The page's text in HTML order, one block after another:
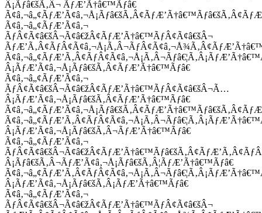
Â¡Ãƒâ€šÃ‚Â¬ ÃƒÆ’Ã†â€™Ãƒâ€
Ã¢â‚¬â„¢ÃƒÆ’Ã¢â‚¬
ÃƒÂ¢Ã¢â€šÂ¬Ã¢â€žÂ¢ÃƒÆ’Ã†â€™ÃƒÂ¢Ã¢â€šÂ¬
Â¡ÃƒÆ’Ã¢â‚¬Å¡Ãƒâ€šÃ‚Â¢ÃƒÆ’Ã†â€™Ãƒâ€
Ã¢â‚¬â„¢ÃƒÆ’Ã¢â‚¬
ÃƒÂ¢Ã¢â€šÂ¬Ã¢â€žÂ¢ÃƒÆ’Ã†â€™ÃƒÂ¢Ã¢â€šÂ¬Ã…
Â¡ÃƒÆ’Ã¢â‚¬Å¡Ãƒâ€šÃ‚Â¢ÃƒÆ’Ã†â€™Ãƒâ€
Â¡ÃƒÆ’Ã¢â‚¬Å¡Ãƒâ€šÃ‚Â¬ÃƒÆ’Ã†â€™Ãƒâ€
Ã¢â‚¬â„¢ÃƒÆ’Ã¢â‚¬
Â¡Ãƒâ€šÃ‚Â¬ÃƒÆ’Ã¢â‚¬Å¡Ãƒâ€šÃ‚Â¦ÃƒÆ’Ã†â€™Ãƒâ€
Â¡ÃƒÆ’Ã¢â‚¬Å¡Ãƒâ€šÃ‚Â¡ÃƒÆ’Ã†â€™Ãƒâ€
Ã¢â‚¬â„¢ÃƒÆ’Ã¢â‚¬
ÃƒÂ¢Ã¢â€šÂ¬Ã¢â€žÂ¢ÃƒÆ’Ã†â€™ÃƒÂ¢Ã¢â€šÂ¬